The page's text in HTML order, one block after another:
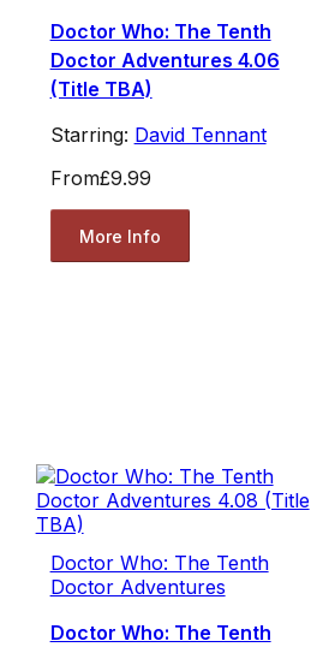
Doctor Who: The Tenth
Doctor Adventures 4.06
(Title TBA)
Starring: David Tennant
From£9.99
More Info
Doctor Who: The Tenth
Doctor Adventures
Doctor Who: The Tenth